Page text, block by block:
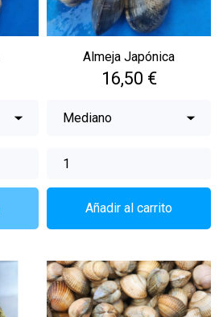
Almeja Japónica
Precio
16,50 €
Añadir al carrito